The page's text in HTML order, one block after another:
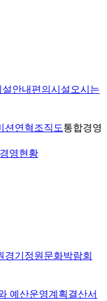
안내 편의시설 오시는
션 연혁조직도통합경영
영현황
경기정원문화박람회
예산운영계획결산서